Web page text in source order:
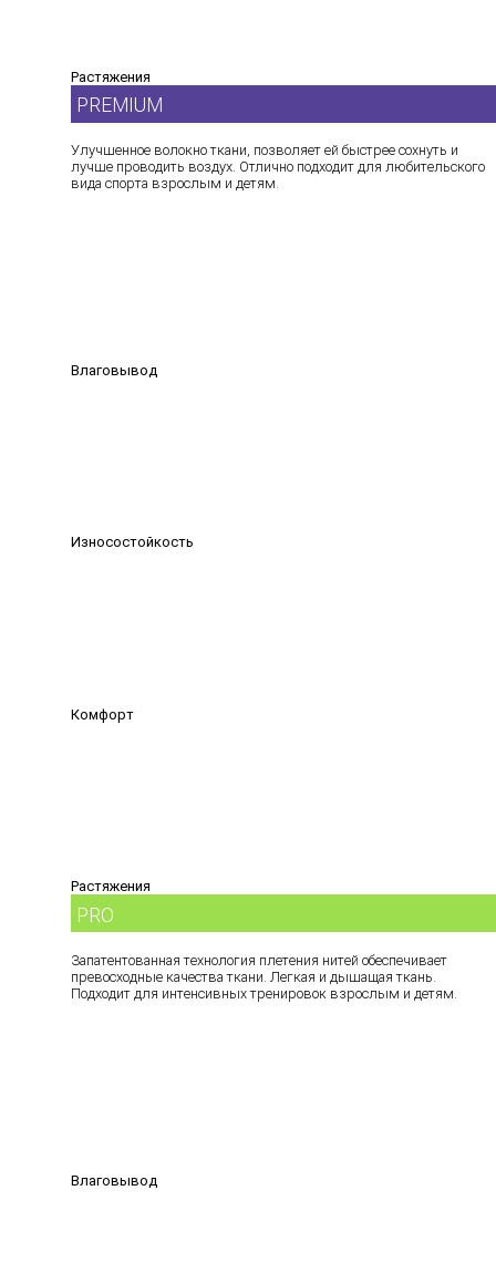
Растяжения
PREMIUM
Улучшенное волокно ткани, позволяет ей быстрее сохнуть и
лучше проводить воздух. Отлично подходит для любительского
вида спорта взрослым и детям.
Влаговывод
Износостойкость
Комфорт
Растяжения
PRO
Запатентованная технология плетения нитей обеспечивает
превосходные качества ткани. Легкая и дышащая ткань.
Подходит для интенсивных тренировок взрослым и детям.
Влаговывод